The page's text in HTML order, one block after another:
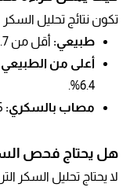
تكون نتائج تحليل السكر
طبيعي: أقل من 5.7%.
أعلى من
6.4%.
مصاب بالسكري:
هل يحتاج فحص
لا يحتاج تحليل السكر